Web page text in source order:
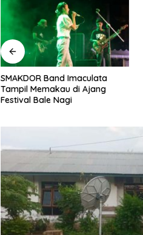
Keempat Kalinya PN Lembata
Kabulkan Eksepsi, Kado
Songsong Kemerdekaan Bagi